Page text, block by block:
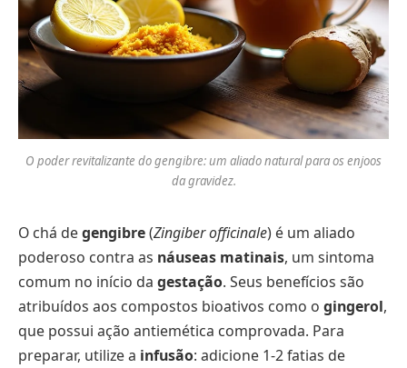
O poder revitalizante do gengibre: um aliado natural para os enjoos
da gravidez.
O chá degengibre(Zingiber officinale) é um aliado
poderoso contra as náuseas matinais, um sintoma
comum no início da gestação. Seus benefícios são
atribuídos aos compostos bioativos como o gingerol,
que possui ação antiemética comprovada. Para
preparar, utilize a infusão: adicione 1-2 fatias de